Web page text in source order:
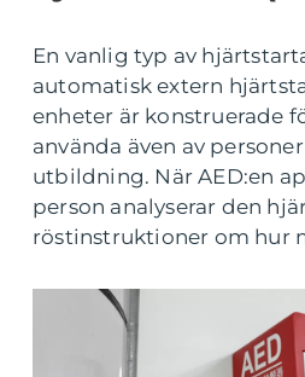
En vanlig typ av
automatisk extern
enheter är konstruerade
använda även av
utbildning. När AED:en
person analyserar den
röstinstruktioner om hur